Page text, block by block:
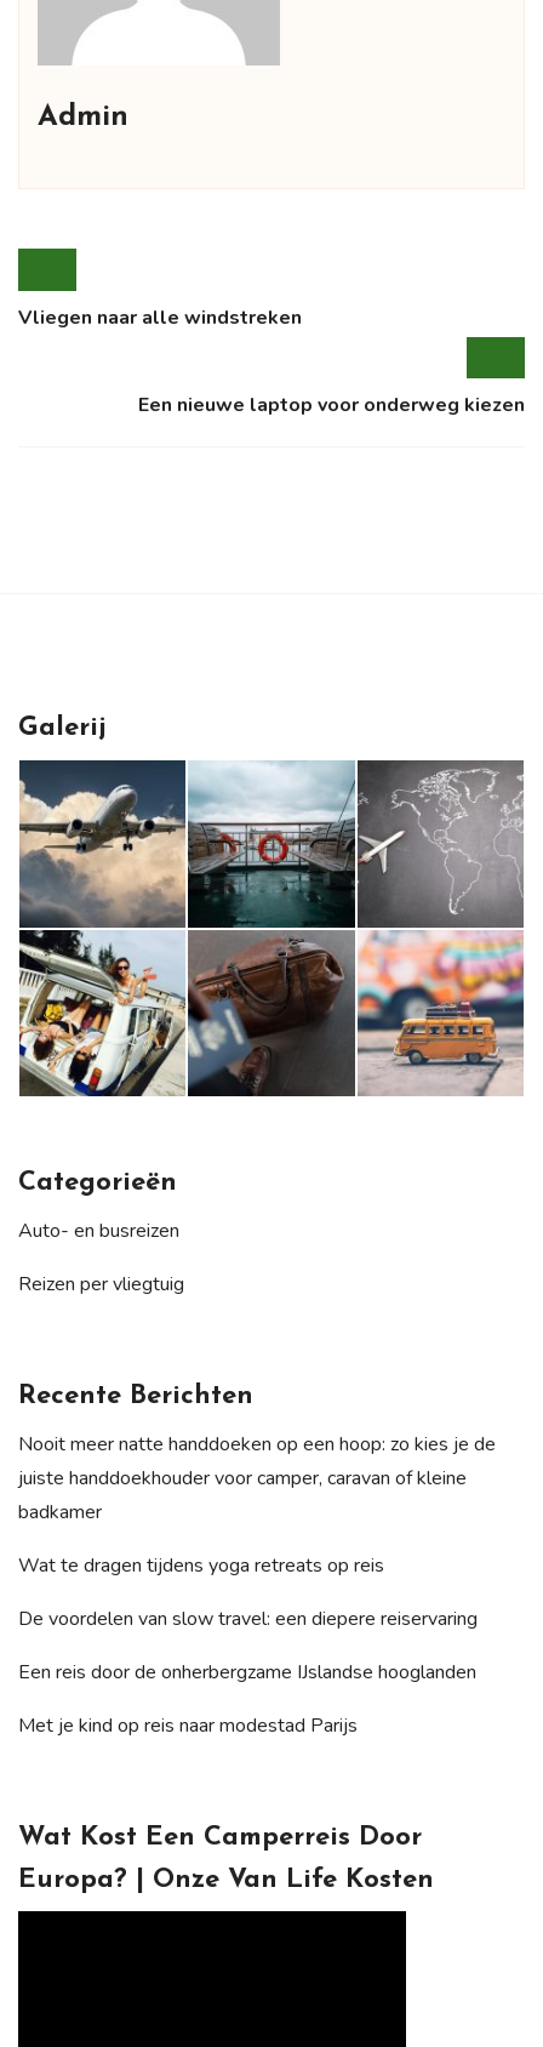
Admin
Vliegen naar alle windstreken
Een nieuwe laptop voor onderweg kiezen
Galerij
Categorieën
Auto- en busreizen
Reizen per vliegtuig
Recente Berichten
Nooit meer natte handdoeken op een hoop: zo kies je de
juiste handdoekhouder voor camper, caravan of kleine
badkamer
Wat te dragen tijdens yoga retreats op reis
De voordelen van slow travel: een diepere reiservaring
Een reis door de onherbergzame IJslandse hooglanden
Met je kind op reis naar modestad Parijs
Wat Kost Een Camperreis Door
Europa? | Onze Van Life Kosten